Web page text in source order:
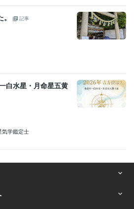
記事
白水星・月命星五黄
気学鑑定士